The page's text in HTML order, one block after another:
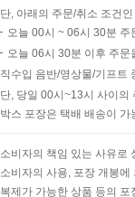
단, 아래의 주문/취소 조건
오늘 00시 ~ 06시 30분
오늘 06시 30분 이후 주
직수입 음반/영상물/기프트
단, 당일 00시~13시 사이의
박스 포장은 택배 배송이
소비자의 책임 있는 사유로
소비자의 사용, 포장 개봉
복제가 가능한 상품 등의